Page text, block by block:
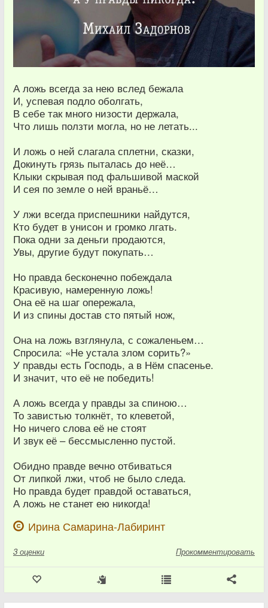
А ложь всегда за нею вслед бежала
И, успевая подло оболгать,
В себе так много низости держала,
Что лишь ползти могла, но не летать...
И ложь о ней слагала сплетни, сказки,
Докинуть грязь пыталась до неё…
Клыки скрывая под фальшивой маской
И сея по земле о ней враньё…
У лжи всегда приспешники найдутся,
Кто будет в унисон и громко лгать.
Пока одни за деньги продаются,
Увы, другие будут покупать…
Но правда бесконечно побеждала
Красивую, намеренную ложь!
Она её на шаг опережала,
И из спины достав сто пятый нож,
Она на ложь взглянула, с сожаленьем…
Спросила: «Не устала злом сорить?»
У правды есть Господь, а в Нём спасенье.
И значит, что её не победить!
А ложь всегда у правды за спиною…
То завистью толкнёт, то клеветой,
Но ничего слова её не стоят
И звук её – бессмысленно пустой.
Обидно правде вечно отбиваться
От липкой лжи, чтоб не было следа.
Но правда будет правдой оставаться,
А ложь не станет ею никогда!
Ирина Самарина-Лабиринт
3 оценки Прокомментировать